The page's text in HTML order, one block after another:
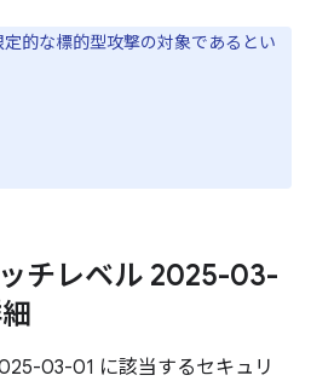
的な標的型攻撃の対象であるとい
チレベル 2025-03-
03-01 に該当するセキュリ